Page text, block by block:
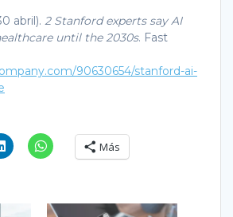
abril). 2 Stanford experts say AI
until the 2030s. Fast
90630654/stanford-ai-
Más